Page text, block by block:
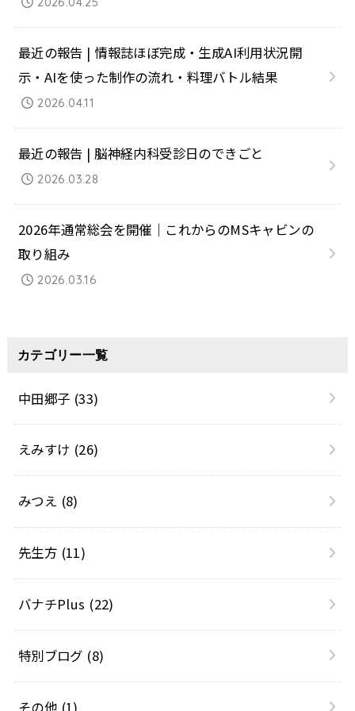
最近の報告 | 情報誌ほぼ完成・生成AI利用状況開
示・AIを使った制作の流れ・料理バトル結果
2026.04.11
最近の報告 | 脳神経内科受診日のできごと
2026.03.28
2026年通常総会を開催｜これからのMSキャビンの
取り組み
2026.03.16
カテゴリー一覧
中田郷子 (33)
えみすけ (26)
みつえ (8)
先生方 (11)
バナチPlus (22)
特別ブログ (8)
その他 (1)